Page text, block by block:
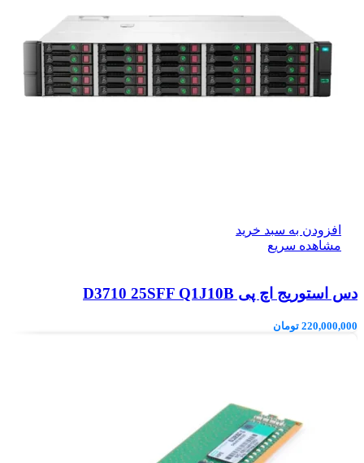
افزودن به سبد خرید
مشاهده سریع
دس استوریج اچ پی D3710 25SFF Q1J10B
220,000,000 تومان